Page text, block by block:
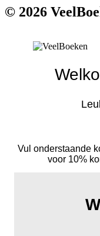
© 2026
Vul onderstaande
voor 10%